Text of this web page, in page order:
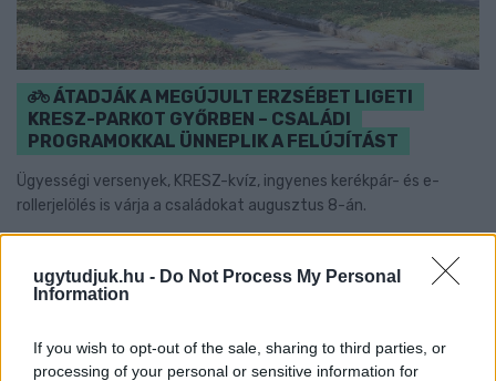
ugytudjuk.hu - Do Not Process My Personal
Information
If you wish to opt-out of the sale, sharing to third parties, or
processing of your personal or sensitive information for
ÁTADJÁK A MEGÚJULT ERZSÉBET LIGETI
KRESZ-PARKOT GYŐRBEN – CSALÁDI
PROGRAMOKKAL ÜNNEPLIK A FELÚJÍTÁST
Ügyességi versenyek, KRESZ-kvíz, ingyenes kerékpár- és e-
rollerjelölés is várja a családokat augusztus 8-án.